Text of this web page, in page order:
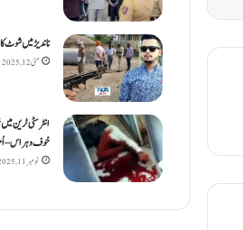
ناندیڑ میں شوٹ
مئی 12, 2025
انٹر سٹی ٹرین
خوف و ہراس –
نومبر 11, 2025